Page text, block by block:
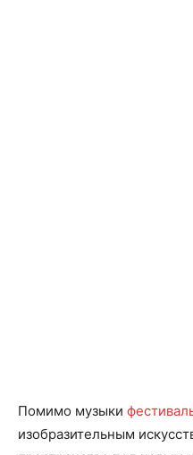
Помимо музыки
изобразительным